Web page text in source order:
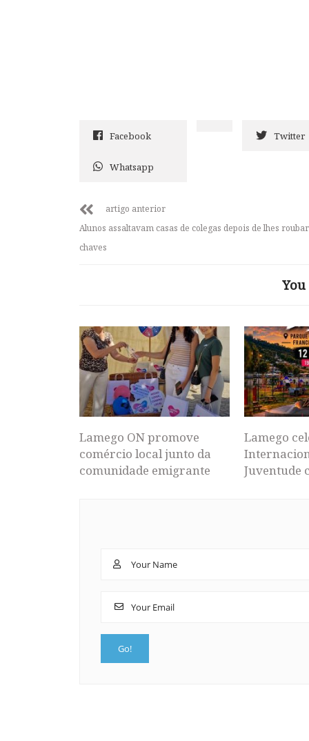
Facebook Twitter
Whatsapp
artigo anterior
Alunos assaltavam casas de colegas depois de lhes
chaves
Lamego ON promove
comércio local junto da
comunidade emigrante
Lamego
Juventude